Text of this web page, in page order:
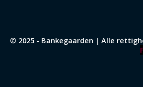
© 2025 - Bankegaarden | Alle